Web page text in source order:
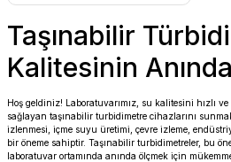
Taşınabilir
Kalitesinin
Hoş geldiniz! Laboratuvarımız, su kalitesini hızlı
sağlayan taşınabilir turbidimetre cihazlarını
izlenmesi, içme suyu üretimi, çevre izleme,
bir öneme sahiptir. Taşınabilir turbidimetreler, bu
laboratuvar ortamında anında ölçmek için